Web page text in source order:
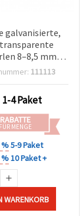
galvanisierte,
8–8,5 mm,
1,5 mm – ideal
& DIY-
– 5er-Pack
111113
1-4 Paket
RABATTE
FÜR MENGE
%5-9 Paket
%10 Paket +
WARENKORB